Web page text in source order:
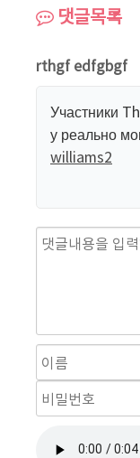
댓글목록
rthgf edfgbgf
Участники
у реально
williams2